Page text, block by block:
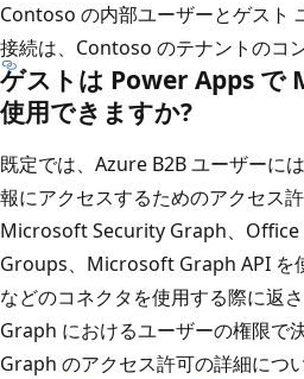
Contoso の内部ユーザーとゲスト
接続は、Contoso のテナントのコ
ゲストは Power Apps で
使用できますか?
既定では、Azure B2B ユーザー
報にアクセスするためのアクセス
Microsoft Security Graph、Office
Groups、Microsoft Graph API を
などのコネクタを使用する際に返
Graph におけるユーザーの権限で
Graph のアクセス許可の詳細につい